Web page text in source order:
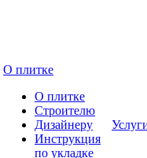
О плитке
О плитке
Строителю
Дизайнеру
Инструкция
по укладке